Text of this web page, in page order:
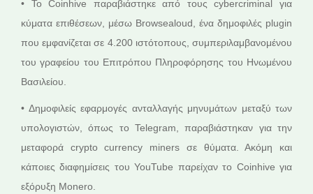
• Το Coinhive παραβιάστηκε από τους cybercriminal για
κύματα επιθέσεων, μέσω Browsealoud, ένα δημοφιλές plugin
που εμφανίζεται σε 4.200 ιστότοπους, συμπεριλαμβανομένου
του γραφείου του Επιτρόπου Πληροφόρησης του Ηνωμένου
Βασιλείου.
• Δημοφιλείς εφαρμογές ανταλλαγής μηνυμάτων μεταξύ των
υπολογιστών, όπως το Telegram, παραβιάστηκαν για την
μεταφορά crypto currency miners σε θύματα. Ακόμη και
κάποιες διαφημίσεις του YouTube παρείχαν το Coinhive για
εξόρυξη Monero.